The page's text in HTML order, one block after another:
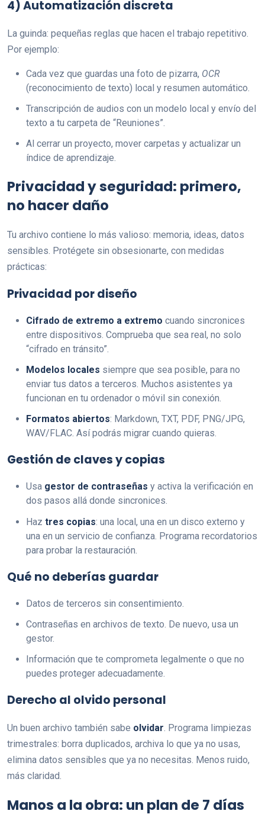
4) Automatización discreta
La guinda: pequeñas reglas que hacen el trabajo repetitivo.
Por ejemplo:
Cada vez que guardas una foto de pizarra, OCR
(reconocimiento de texto) local y resumen automático.
Transcripción de audios con un modelo local y envío del
texto a tu carpeta de “Reuniones”.
Al cerrar un proyecto, mover carpetas y actualizar un
índice de aprendizaje.
Privacidad y seguridad: primero,
no hacer daño
Tu archivo contiene lo más valioso: memoria, ideas, datos
sensibles. Protégete sin obsesionarte, con medidas
prácticas:
Privacidad por diseño
Cifrado de extremo a extremo cuando sincronices
entre dispositivos. Comprueba que sea real, no solo
“cifrado en tránsito”.
Modelos locales siempre que sea posible, para no
enviar tus datos a terceros. Muchos asistentes ya
funcionan en tu ordenador o móvil sin conexión.
Formatos abiertos: Markdown, TXT, PDF, PNG/JPG,
WAV/FLAC. Así podrás migrar cuando quieras.
Gestión de claves y copias
Usa gestor de contraseñas y activa la verificación en
dos pasos allá donde sincronices.
Haz tres copias: una local, una en un disco externo y
una en un servicio de confianza. Programa recordatorios
para probar la restauración.
Qué no deberías guardar
Datos de terceros sin consentimiento.
Contraseñas en archivos de texto. De nuevo, usa un
gestor.
Información que te comprometa legalmente o que no
puedes proteger adecuadamente.
Derecho al olvido personal
Un buen archivo también sabe olvidar. Programa limpiezas
trimestrales: borra duplicados, archiva lo que ya no usas,
elimina datos sensibles que ya no necesitas. Menos ruido,
más claridad.
Manos a la obra: un plan de 7 días